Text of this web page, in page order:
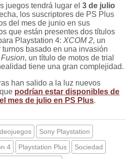
juegos tendrá lugar el3 de julio
los suscriptores de PS Plus
del mes de junio en sus
que están presentes dos títulos
Playstation 4:XCOM 2, un
basado en una invasión
, un título de motos de trial
tiene una gran complejidad.
han salido a la luz nuevos
podrían estar disponibles de
mes de julio en PS Plus.
Sony Playstation
4 Playstation Plus
Sociedad